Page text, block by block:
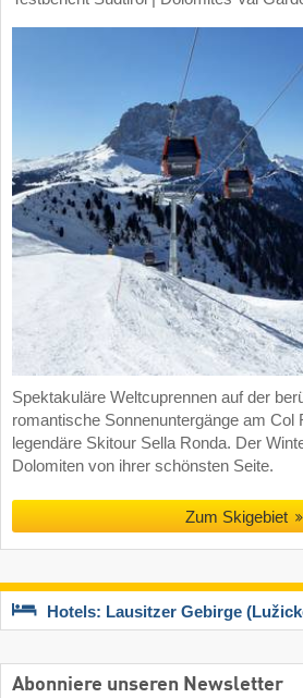
Spektakuläre Weltcuprennen auf der
romantische Sonnenuntergänge am Col
legendäre Skitour Sella Ronda. Der
Dolomiten von ihrer schönsten Seite.
Zum Skigebiet
Hotels: Lausitzer Gebirge
Abonniere unseren Newsletter